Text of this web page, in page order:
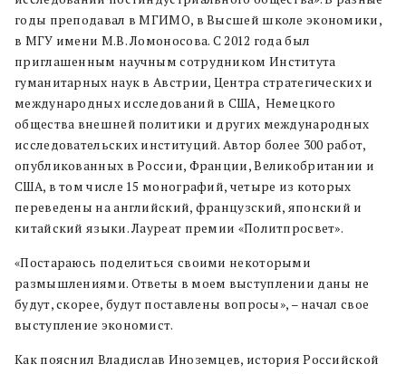
годы преподавал в МГИМО, в Высшей школе экономики,
в МГУ имени М.В. Ломоносова. С 2012 года был
приглашенным научным сотрудником Института
гуманитарных наук в Австрии, Центра стратегических и
международных исследований в США, Немецкого
общества внешней политики и других международных
исследовательских институций. Автор более 300 работ,
опубликованных в России, Франции, Великобритании и
США, в том числе 15 монографий, четыре из которых
переведены на английский, французский, японский и
китайский языки. Лауреат премии «Политпросвет».
«Постараюсь поделиться своими некоторыми
размышлениями. Ответы в моем выступлении даны не
будут, скорее, будут поставлены вопросы», – начал свое
выступление экономист.
Как пояснил Владислав Иноземцев, история Российской